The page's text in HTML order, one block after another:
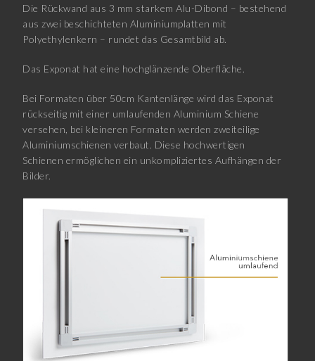
Die Rückwand aus 3 mm starkem Alu-Dibond – bestehend
aus zwei beschichteten Aluminiumplatten mit
Polyethylenkern – rundet das Gesamtbild ab.
Das Exponat hat eine hochglänzende Oberfläche.
Bei Formaten über 50cm Kantenlänge wird das Exponat
rückseitig mit einer umlaufenden Aluminium Schiene
versehen, bei kleineren Formaten werden zweiteilige
Aluminiumschienen verbaut. Diese hochwertigen
Schienen ermöglichen ein unkompliziertes Aufhängen der
Bilder.